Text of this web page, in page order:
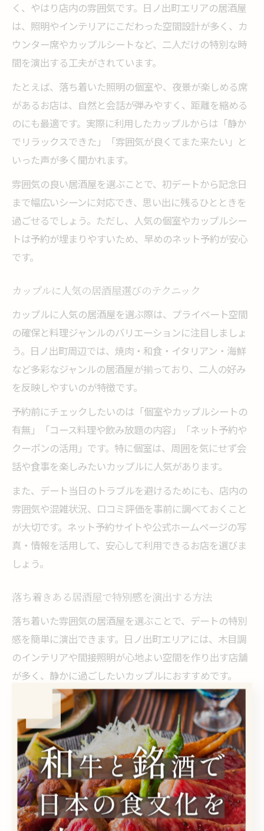
く、やはり店内の雰囲気です。日ノ出町エリアの居酒屋
は、照明やインテリアにこだわった空間設計が多く、カ
ウンター席やカップルシートなど、二人だけの特別な時
間を演出する工夫がされています。
たとえば、落ち着いた照明の個室や、夜景が楽しめる席
があるお店は、自然と会話が弾みやすく、距離を縮める
のにも最適です。実際に利用したカップルからは「静か
でリラックスできた」「雰囲気が良くてまた来たい」と
いった声が多く聞かれます。
雰囲気の良い居酒屋を選ぶことで、初デートから記念日
まで幅広いシーンに対応でき、思い出に残るひとときを
過ごせるでしょう。ただし、人気の個室やカップルシー
トは予約が埋まりやすいため、早めのネット予約が安心
です。
カップルに人気の居酒屋選びのテクニック
カップルに人気の居酒屋を選ぶ際は、プライベート空間
の確保と料理ジャンルのバリエーションに注目しましょ
う。日ノ出町周辺では、焼肉・和食・イタリアン・海鮮
など多彩なジャンルの居酒屋が揃っており、二人の好み
を反映しやすいのが特徴です。
予約前にチェックしたいのは「個室やカップルシートの
有無」「コース料理や飲み放題の内容」「ネット予約や
クーポンの活用」です。特に個室は、周囲を気にせず会
話や食事を楽しみたいカップルに人気があります。
また、デート当日のトラブルを避けるためにも、店内の
雰囲気や混雑状況、口コミ評価を事前に調べておくこと
が大切です。ネット予約サイトや公式ホームページの写
真・情報を活用して、安心して利用できるお店を選びま
しょう。
落ち着きある居酒屋で特別感を演出する方法
落ち着いた雰囲気の居酒屋を選ぶことで、デートの特別
感を簡単に演出できます。日ノ出町エリアには、木目調
のインテリアや間接照明が心地よい空間を作り出す店舗
が多く、静かに過ごしたいカップルにおすすめです。
特別なシーンには、完全個室や半個室を選ぶと、周囲の
視線や音を気にせずリラックスできるでしょう。さら
に、記念日や誕生日の場合は、コース料理やデザートプ
レートの演出を事前に相談できるお店もあります。
ただし、個室利用には追加料金や時間制限が設けられて
いる場合もあるため、予約時に条件をしっかり確認しま
しょう。利用シーンに合わせて最適な空間を選ぶこと